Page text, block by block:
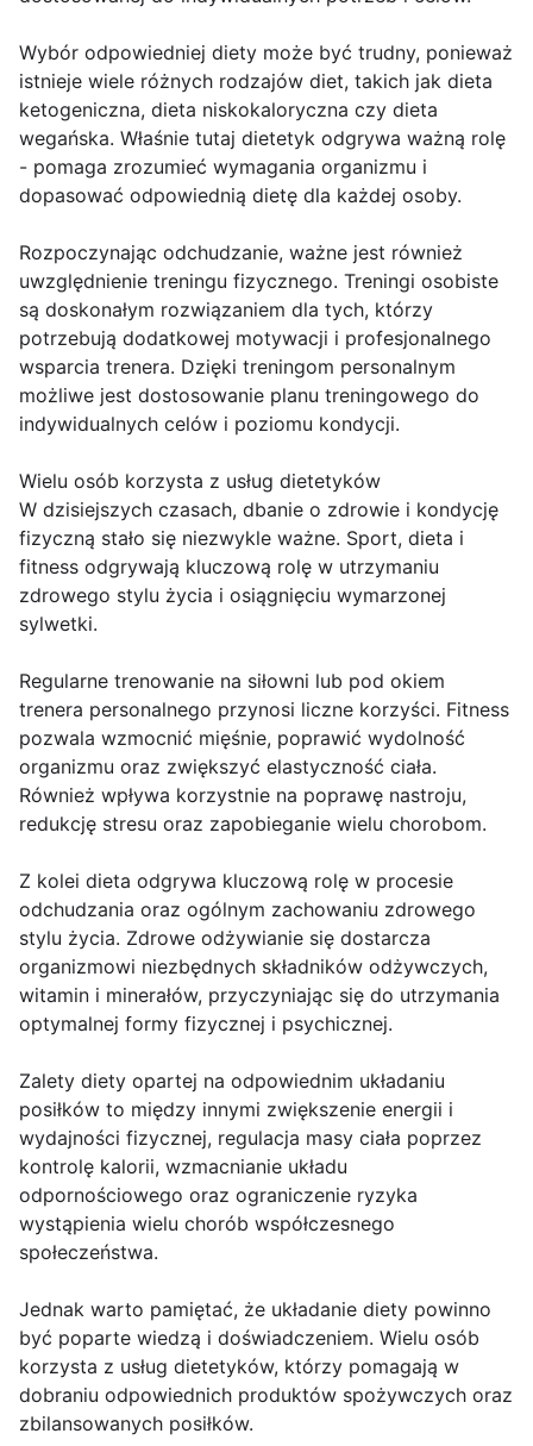
Wybór odpowiedniej diety może być trudny, ponieważ
istnieje wiele różnych rodzajów diet, takich jak dieta
ketogeniczna, dieta niskokaloryczna czy dieta
wegańska. Właśnie tutaj dietetyk odgrywa ważną rolę
- pomaga zrozumieć wymagania organizmu i
dopasować odpowiednią dietę dla każdej osoby.
Rozpoczynając odchudzanie, ważne jest również
uwzględnienie treningu fizycznego. Treningi osobiste
są doskonałym rozwiązaniem dla tych, którzy
potrzebują dodatkowej motywacji i profesjonalnego
wsparcia trenera. Dzięki treningom personalnym
możliwe jest dostosowanie planu treningowego do
indywidualnych celów i poziomu kondycji.
Wielu osób korzysta z usług dietetyków
W dzisiejszych czasach, dbanie o zdrowie i kondycję
fizyczną stało się niezwykle ważne. Sport, dieta i
fitness odgrywają kluczową rolę w utrzymaniu
zdrowego stylu życia i osiągnięciu wymarzonej
sylwetki.
Regularne trenowanie na siłowni lub pod okiem
trenera personalnego przynosi liczne korzyści. Fitness
pozwala wzmocnić mięśnie, poprawić wydolność
organizmu oraz zwiększyć elastyczność ciała.
Również wpływa korzystnie na poprawę nastroju,
redukcję stresu oraz zapobieganie wielu chorobom.
Z kolei dieta odgrywa kluczową rolę w procesie
odchudzania oraz ogólnym zachowaniu zdrowego
stylu życia. Zdrowe odżywianie się dostarcza
organizmowi niezbędnych składników odżywczych,
witamin i minerałów, przyczyniając się do utrzymania
optymalnej formy fizycznej i psychicznej.
Zalety diety opartej na odpowiednim układaniu
posiłków to między innymi zwiększenie energii i
wydajności fizycznej, regulacja masy ciała poprzez
kontrolę kalorii, wzmacnianie układu
odpornościowego oraz ograniczenie ryzyka
wystąpienia wielu chorób współczesnego
społeczeństwa.
Jednak warto pamiętać, że układanie diety powinno
być poparte wiedzą i doświadczeniem. Wielu osób
korzysta z usług dietetyków, którzy pomagają w
dobraniu odpowiednich produktów spożywczych oraz
zbilansowanych posiłków.